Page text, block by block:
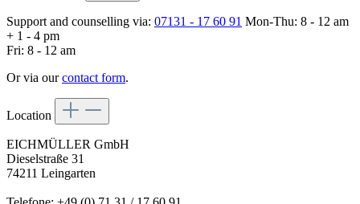
Support and counselling via: 07131 - 17 60 91 Mon-Thu: 8 - 12 am
+ 1 - 4 pm
Fri: 8 - 12 am
Or via ourcontact form.
Location
EICHMÜLLER GmbH
Dieselstraße 31
74211 Leingarten